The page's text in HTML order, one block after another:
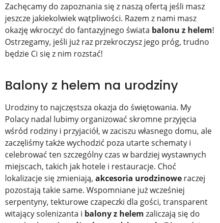
Zachęcamy do zapoznania się z naszą ofertą jeśli masz
jeszcze jakiekolwiek wątpliwości. Razem z nami masz
okazję wkroczyć do fantazyjnego świata balonu z helem!
Ostrzegamy, jeśli już raz przekroczysz jego próg, trudno
będzie Ci się z nim rozstać!
Balony z helem na urodziny
Urodziny to najczęstsza okazja do świętowania. My
Polacy nadal lubimy organizować skromne przyjęcia
wśród rodziny i przyjaciół, w zaciszu własnego domu, ale
zaczęliśmy także wychodzić poza utarte schematy i
celebrować ten szczególny czas w bardziej wystawnych
miejscach, takich jak hotele i restauracje. Choć
lokalizacje się zmieniają, akcesoria urodzinowe raczej
pozostają takie same. Wspomniane już wcześniej
serpentyny, tekturowe czapeczki dla gości, transparent
witający solenizanta i balony z helem zaliczają się do